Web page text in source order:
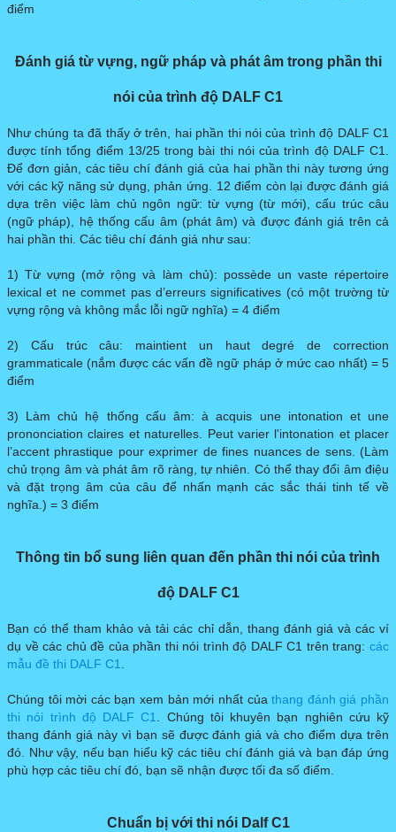
điểm
Đánh giá từ vựng, ngữ pháp và phát âm trong phần thi
nói của trình độ DALF C1
Như chúng ta đã thấy ở trên, hai phần thi nói của trình độ DALF C1
được tính tổng điểm 13/25 trong bài thi nói của trình độ DALF C1.
Để đơn giản, các tiêu chí đánh giá của hai phần thi này tương ứng
với các kỹ năng sử dụng, phản ứng. 12 điểm còn lại được đánh giá
dựa trên việc làm chủ ngôn ngữ: từ vựng (từ mới), cấu trúc câu
(ngữ pháp), hệ thống cấu âm (phát âm) và được đánh giá trên cả
hai phần thi. Các tiêu chí đánh giá như sau:
1) Từ vựng (mở rộng và làm chủ): possède un vaste répertoire
lexical et ne commet pas d’erreurs significatives (có một trường từ
vựng rộng và không mắc lỗi ngữ nghĩa) = 4 điểm
2) Cấu trúc câu: maintient un haut degré de correction
grammaticale (nắm được các vấn đề ngữ pháp ở mức cao nhất) = 5
điểm
3) Làm chủ hệ thống cấu âm: à acquis une intonation et une
prononciation claires et naturelles. Peut varier l'intonation et placer
l’accent phrastique pour exprimer de fines nuances de sens. (Làm
chủ trọng âm và phát âm rõ ràng, tự nhiên. Có thể thay đổi âm điệu
và đặt trọng âm của câu để nhấn mạnh các sắc thái tinh tế về
nghĩa.) = 3 điểm
Thông tin bổ sung liên quan đến phần thi nói của trình
độ DALF C1
Bạn có thể tham khảo và tải các chỉ dẫn, thang đánh giá và các ví
dụ về các chủ đề của phần thi nói trình độ DALF C1 trên trang: ​ các
mẫu đề thi DALF C1.
Chúng tôi mời các bạn xem bản mới nhất củathang đánh giá phần
thi nói trình độ DALF C1. Chúng tôi khuyên bạn nghiên cứu kỹ
thang đánh giá này vì bạn sẽ được đánh giá và cho điểm dựa trên
đó. Như vậy, nếu bạn hiểu kỹ các tiêu chí đánh giá và bạn đáp ứng
phù hợp các tiêu chí đó, bạn sẽ nhận được tối đa số điểm.
Chuẩn bị với thi nói Dalf C1